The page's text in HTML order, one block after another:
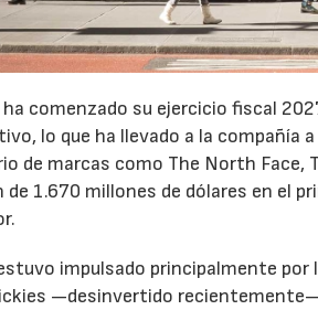
comenzado su ejercicio fiscal
lo que ha llevado a la compañía
de marcas como The North
1.670 millones de dólares en el
impulsado principalmente
—desinvertido